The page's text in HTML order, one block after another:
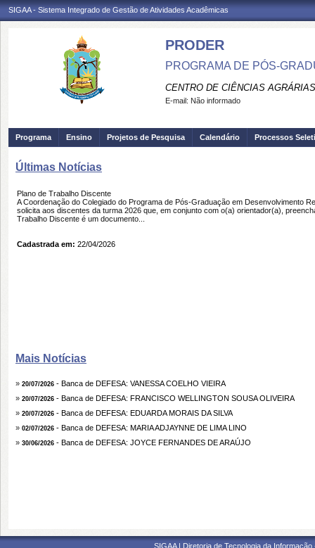
SIGAA - Sistema Integrado de Gestão de Atividades Acadêmicas
PRODER
PROGRAMA DE PÓS-
CENTRO DE CIÊNCIAS
E-mail: Não informado
Programa Ensino Projetos de Pesquisa Calendário Processos
Últimas Notícias
Plano de Trabalho Discente
A Coordenação do Colegiado do Programa de Pós-Graduação em Desenvolvimento
solicita aos discentes da turma 2026 que, em conjunto com o(a) orientador(a),
Trabalho Discente é um documento...
Cadastrada em: 22/04/2026
Mais Notícias
» 20/07/2026 - Banca de DEFESA: VANESSA COELHO VIEIRA
» 20/07/2026 - Banca de DEFESA: FRANCISCO WELLINGTON SOUSA OLIVEIRA
» 20/07/2026 - Banca de DEFESA: EDUARDA MORAIS DA SILVA
» 02/07/2026 - Banca de DEFESA: MARIA ADJAYNNE DE LIMA LINO
» 30/06/2026 - Banca de DEFESA: JOYCE FERNANDES DE ARAÚJO
SIGAA | Diretoria de Tecnologia da